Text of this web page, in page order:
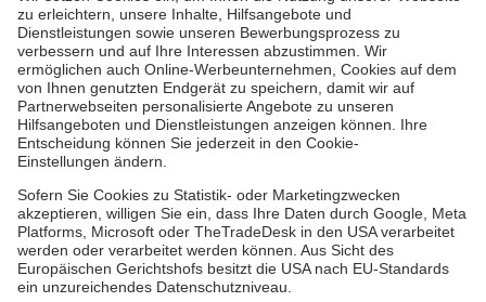
Dienste & Leistungen
Mitarbeiten & Lernen
Spenden & Stiften